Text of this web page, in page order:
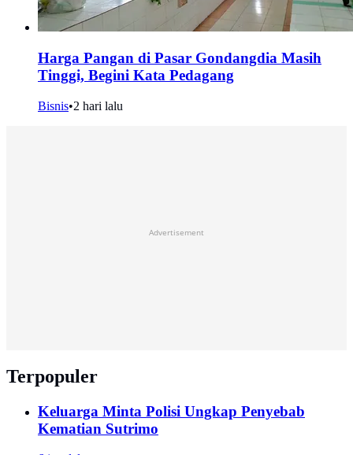
Harga Pangan di Pasar Gondangdia Masih
Tinggi, Begini Kata Pedagang
Bisnis•2 hari lalu
Advertisement
Terpopuler
Keluarga Minta Polisi Ungkap Penyebab
Kematian Sutrimo